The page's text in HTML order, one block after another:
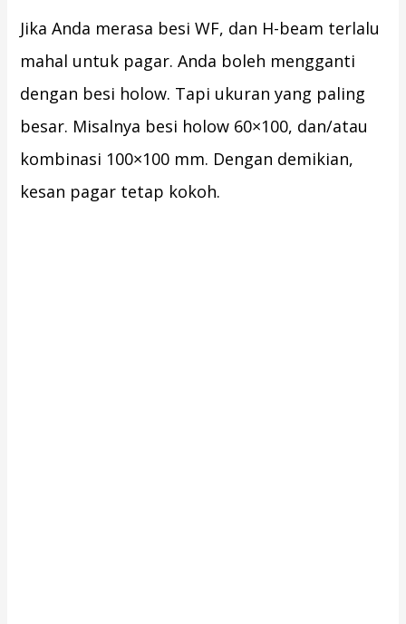
Jika Anda merasa besi WF, dan H-beam terlalu
mahal untuk pagar. Anda boleh mengganti
dengan besi holow. Tapi ukuran yang paling
besar. Misalnya besi holow 60×100, dan/atau
kombinasi 100×100 mm. Dengan demikian,
kesan pagar tetap kokoh.